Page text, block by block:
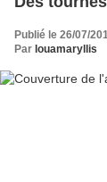
Publié le 26/07/
Par louamaryllis